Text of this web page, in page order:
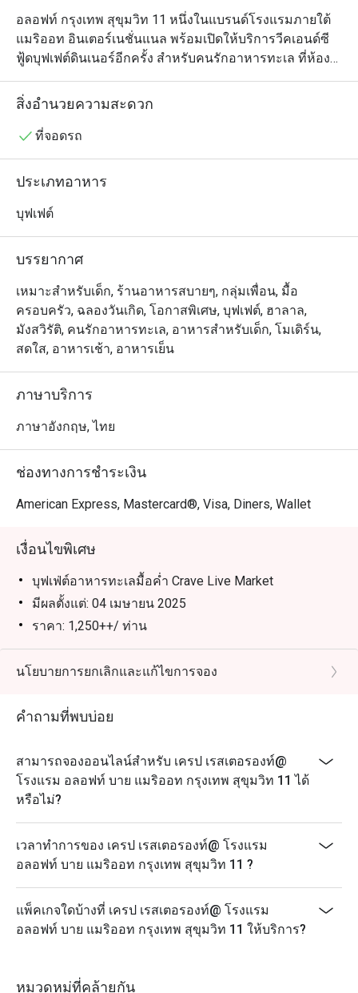
อลอฟท์ กรุงเทพ สุขุมวิท 11 หนึ่งในแบรนด์โรงแรมภายใต้
แมริออท อินเตอร์เนชั่นแนล พร้อมเปิดให้บริการวีคเอนด์ซี
ฟู้ดบุฟเฟต์ดินเนอร์อีกครั้ง สำหรับคนรักอาหารทะเล ที่ห้อง
อาหารเครฟ ชั้น 8 พร้อมมอบราคาพิเศษเพียง750 บาทต่อ
ท่านพร้อมน้ำดื่ม
ตั้งอยู่ใจกลางย่านสุขุมวิท อลอฟท์ กรุงเทพ พร้อมแล้วที่จะ
ให้กลับมาเป็นทอล์คออฟเดอะทาวน์ในย่านนี้อีกครั้ง ตั้งแต่
อาหารเครฟ (Crave restaurant) ซึ่งเป็นห้องอาหารซิกเนเจอร์
ลูกค้าจะได้อิ่มอร่อยกับอาหารทะเลจัดเต็มไม่อั้นทั้งแบบออน
ไอซ์ เช่น หอยนางรม ปูม้า และหอยแมลงภู่นิวซีแลนด์ที่
อร่อยพร้อมรับประทาน ถัดจากออนไอซ์มาต่อแบบปิ้งย่าง
จากไลฟ์สเตชั่นที่มีเชฟพร้อมย่างให้สด ๆ ตามออเดอร์ไม่ว่า
ปลากะพง และหอยทะเลต่าง ๆ มากมาย นอกจากนี้ยังมีโซ
นพาสต้าเส้นสด สปาเกตตี้และพิซซ่าที่เชฟเราทำแบบอบร้อน
จากเตามาพร้อมให้รับประทานกันเลย โซนอาหารนานาชาติ
โคลด์คัต ชีสแพลตเตอร์ ปิดท้ายด้วยขนมหวานหลากหลาย
ทั้งขนมไทยและเทศ รวมถึงไอศกรีมหลากรสและอื่น ๆ อีก
สิ่งอำนวยความสะดวก
ที่จอดรถ
ประเภทอาหาร
บุฟเฟต์
บรรยากาศ
เหมาะสำหรับเด็ก, ร้านอาหารสบายๆ, กลุ่มเพื่อน, มื้อ
ครอบครัว, ฉลองวันเกิด, โอกาสพิเศษ, บุฟเฟต์, ฮาลาล,
มังสวิรัติ, คนรักอาหารทะเล, อาหารสำหรับเด็ก, โมเดิร์น,
สดใส, อาหารเช้า, อาหารเย็น
ภาษาบริการ
ภาษาอังกฤษ, ไทย
ช่องทางการชำระเงิน
American Express, Mastercard®, Visa, Diners, Wallet
เงื่อนไขพิเศษ
บุฟเฟ่ต์อาหารทะเลมื้อค่ำ Crave Live Market
มีผลตั้งแต่: 04 เมษายน 2025
ราคา: 1,250++/ ท่าน
เปิดให้บริการ: วันศุกร์ – วันเสาร์
เวลา: 18.00 – 22.00 น.
- ซีฟู้ดออนไอซ์และบาร์หอยนางรม
ขั้นสุด
- สถานีแกงไทย
แกงเขียวหวาน แกงแดง แกงเหลือง แกงพะแนง
- สถานีผัดซีฟู้ดแบบกำหนดเอง
เลือกซีฟู้ดและซอสได้ตามใจชอบ ผัดในกระทะจนได้
ความอร่อย!
- เมนูสลัดไทยหมุนเวียน
- แซลมอนสดซูและแซลมอนรสเผ็ดพร้อมสลัดตะไคร้
สลัดหมูยอรสเผ็ดแบบไทย ยำขนมจีนกับปลาทู
นโยบายการยกเลิกและแก้ไขการจอง
คำถามที่พบบ่อย
สามารถจองออนไลน์สำหรับ เครป เรสเตอรองท์@
โรงแรม อลอฟท์ บาย แมริออท กรุงเทพ สุขุมวิท 11 ได้
หรือไม่?
เวลาทำการของ เครป เรสเตอรองท์@ โรงแรม
อลอฟท์ บาย แมริออท กรุงเทพ สุขุมวิท 11 ?
แพ็คเกจใดบ้างที่ เครป เรสเตอรองท์@ โรงแรม
อลอฟท์ บาย แมริออท กรุงเทพ สุขุมวิท 11 ให้บริการ?
หมวดหมู่ที่คล้ายกัน